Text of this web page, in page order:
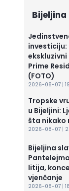
Bijeljina
investiciju:
Prime
(FOTO)
2026-08-07 |
Tropske
u Bijeljini:
šta nikako
2026-08-07 |
Bijeljina
litija,
vjenčanje
2026-08-07 |